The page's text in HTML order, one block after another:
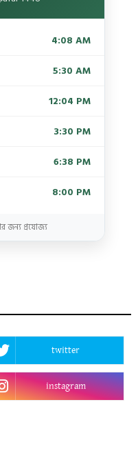
4:08 AM
5:30 AM
12:04 PM
3:30 PM
6:38 PM
8:00 PM
জন্য প্রযোজ্য
twitter
instagram